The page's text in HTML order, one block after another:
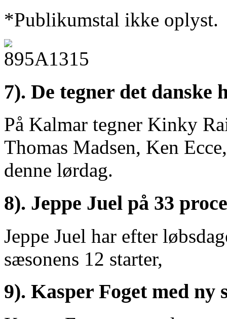
*Publikumstal ikke oplyst.
7). De tegner det danske
På Kalmar tegner Kinky
Thomas Madsen, Ken
denne lørdag.
8). Jeppe Juel på 33
Jeppe Juel har efter
sæsonens 12 starter,
9). Kasper Foget med ny